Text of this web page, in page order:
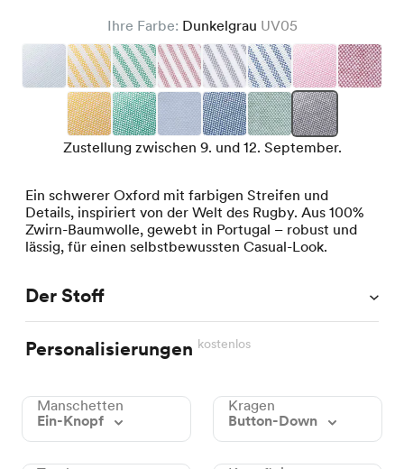
Ihre Farbe: Dunkelgrau UV05
Zustellung zwischen 9. und 12. September.
Ein schwerer Oxford mit farbigen Streifen und
Details, inspiriert von der Welt des Rugby. Aus 100%
Zwirn-Baumwolle, gewebt in Portugal – robust und
lässig, für einen selbstbewussten Casual-Look.
Der Stoff
Personalisierungen kostenlos
Manschetten
Ein-Knopf
Kragen
Button-Down